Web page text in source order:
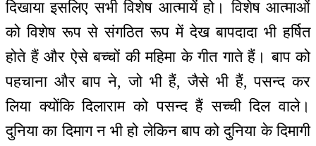
दिखाया इसलिए सभी विशेष आत्मायें हो। विशेष आत्माओं
को विशेष रूप से संगठित रूप में देख बापदादा भी हर्षित
होते हैं और ऐसे बच्चों की महिमा के गीत गाते हैं। बाप को
पहचाना और बाप ने, जो भी हैं, जैसे भी हैं, पसन्द कर
लिया क्योंकि दिलाराम को पसन्द हैं सच्ची दिल वाले।
दुनिया का दिमाग न भी हो लेकिन बाप को दुनिया के दिमागी